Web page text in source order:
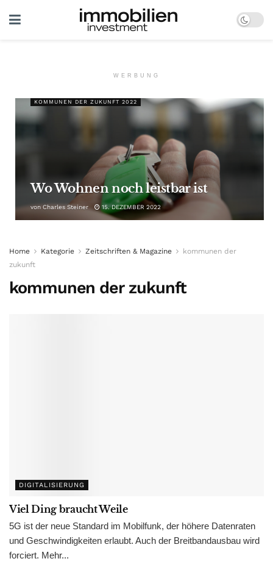
WERBUNG
KOMMUNEN DER ZUKUNFT 2022
Wo Wohnen noch leistbar ist
von Charles Steiner 15. DEZEMBER 2022
Home Kategorie Zeitschriften & Magazine
kommunen der
zukunft
kommunen der zukunft
DIGITALISIERUNG
Viel Ding braucht Weile
5G ist der neue Standard im Mobilfunk, der höhere Datenraten
und Geschwindigkeiten erlaubt. Auch der Breitbandausbau wird
forciert. Mehr...